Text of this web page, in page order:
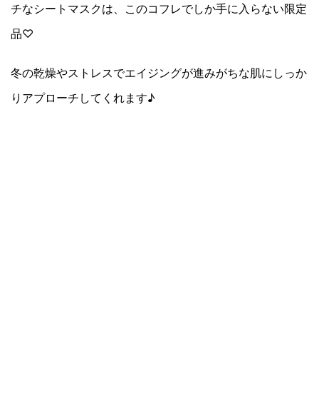
チなシートマスクは、このコフレでしか手に入らない限定
品♡
冬の乾燥やストレスでエイジングが進みがちな肌にしっか
りアプローチしてくれます♪